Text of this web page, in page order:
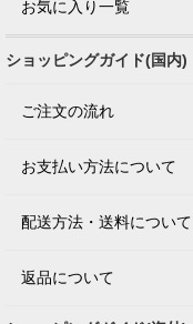
お気に入り一覧
ショッピングガイド(国内)
ご注文の流れ
お支払い方法について
配送方法・送料について
返品について